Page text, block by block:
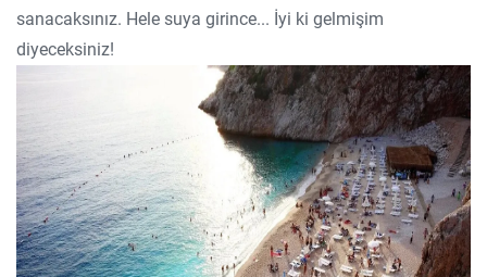
sanacaksınız. Hele suya girince... İyi ki gelmişim
diyeceksiniz!